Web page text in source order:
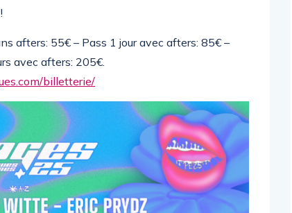
afters: 55€ – Pass 1 jour avec afters: 85€ –
avec afters: 205€.
billetterie/